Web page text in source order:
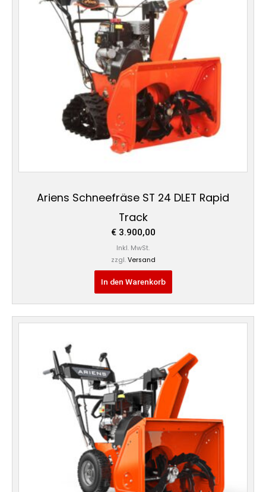
Ariens Schneefräse ST 24 DLET Rapid
Track
€3.900,00
Inkl. MwSt.
zzgl. Versand
In den Warenkorb